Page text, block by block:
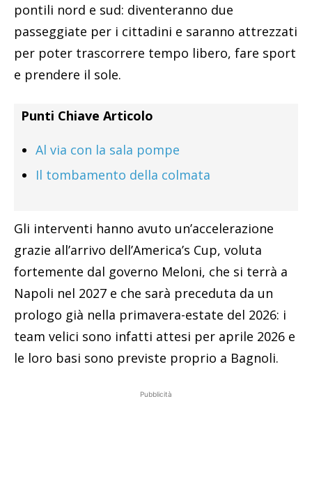
pontili nord e sud: diventeranno due
passeggiate per i cittadini e saranno attrezzati
per poter trascorrere tempo libero, fare sport
e prendere il sole.
Punti Chiave Articolo
Al via con la sala pompe
Il tombamento della colmata
Gli interventi hanno avuto un’accelerazione
grazie all’arrivo dell’America’s Cup, voluta
fortemente dal governo Meloni, che si terrà a
Napoli nel 2027 e che sarà preceduta da un
prologo già nella primavera-estate del 2026: i
team velici sono infatti attesi per aprile 2026 e
le loro basi sono previste proprio a Bagnoli.
Pubblicità